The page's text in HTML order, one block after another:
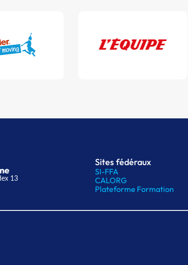
13
Sites fédéraux
SI-FFA
CALORG
Plateforme Formation